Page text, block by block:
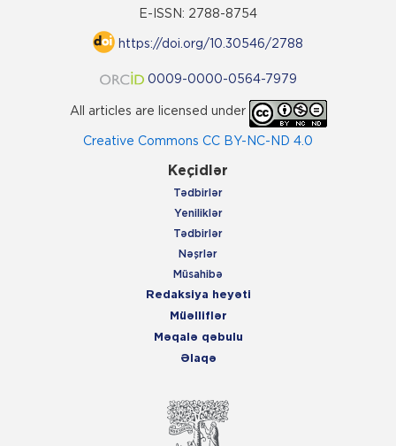
E-ISSN: 2788-8754
https://doi.org/10.30546/2788
0009-0000-0564-7979
All articles are licensed under
Creative Commons CC BY-NC-ND 4.0
Keçidlər
Tədbirlər
Yeniliklər
Tədbirlər
Nəşrlər
Müsahibə
Redaksiya heyəti
Müəlliflər
Məqalə qəbulu
Əlaqə